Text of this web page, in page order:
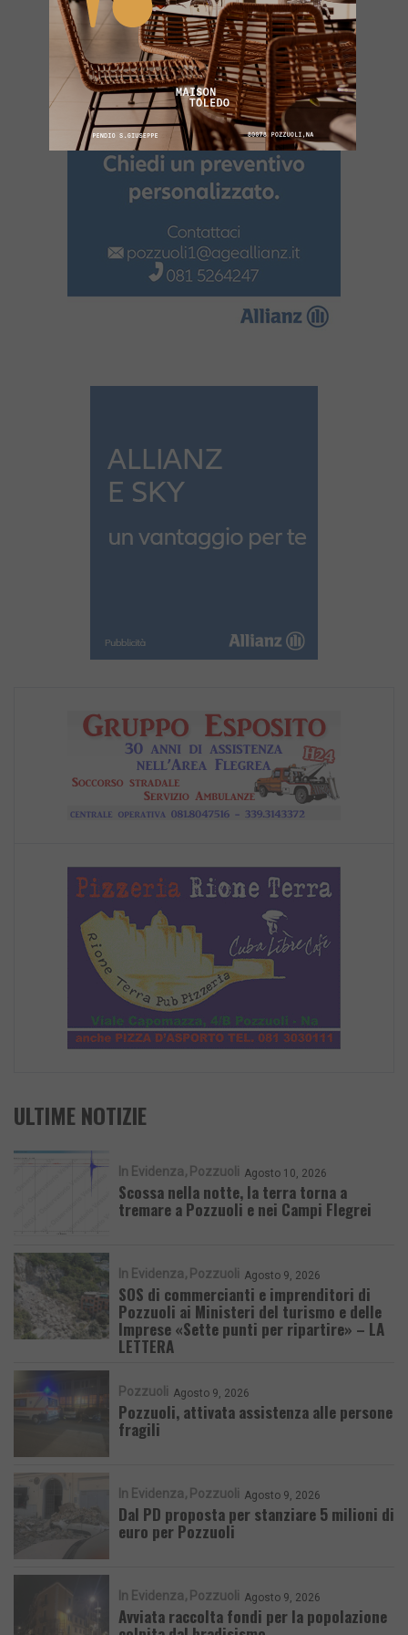
ULTIME NOTIZIE
In Evidenza Pozzuoli Agosto 10, 2026
Scossa nella notte, la terra torna a
tremare a Pozzuoli e nei Campi Flegrei
In Evidenza Pozzuoli Agosto 9, 2026
SOS di commercianti e imprenditori di
Pozzuoli ai Ministeri del turismo e delle
Imprese «Sette punti per ripartire» – LA
LETTERA
Pozzuoli Agosto 9, 2026
Pozzuoli, attivata assistenza alle persone
fragili
In Evidenza Pozzuoli Agosto 9, 2026
Dal PD proposta per stanziare 5 milioni di
euro per Pozzuoli
In Evidenza Pozzuoli Agosto 9, 2026
Avviata raccolta fondi per la popolazione